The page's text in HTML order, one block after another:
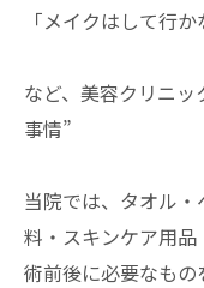
「メイクはして行
など、美容クリニッ
事情”
当院では、タオル
料・スキンケア用
術前後に必要なもの